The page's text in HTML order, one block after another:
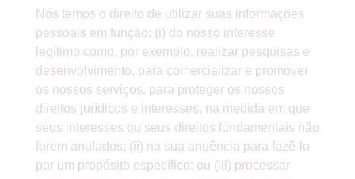
Nós temos o direito de utilizar suas informações
pessoais em função: (i) do nosso interesse
legítimo como, por exemplo, realizar pesquisas e
desenvolvimento, para comercializar e promover
os nossos serviços, para proteger os nossos
direitos jurídicos e interesses, na medida em que
seus interesses ou seus direitos fundamentais não
forem anulados; (ii) na sua anuência para fazê-lo
por um propósito específico; ou (iii) processar